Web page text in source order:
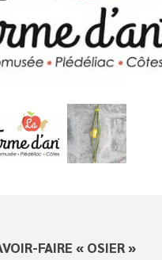
FAIRE « OSIER »